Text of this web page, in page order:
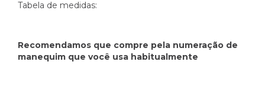
Tabela de medidas:
Recomendamos que compre pela numeração de
manequim que você usa habitualmente